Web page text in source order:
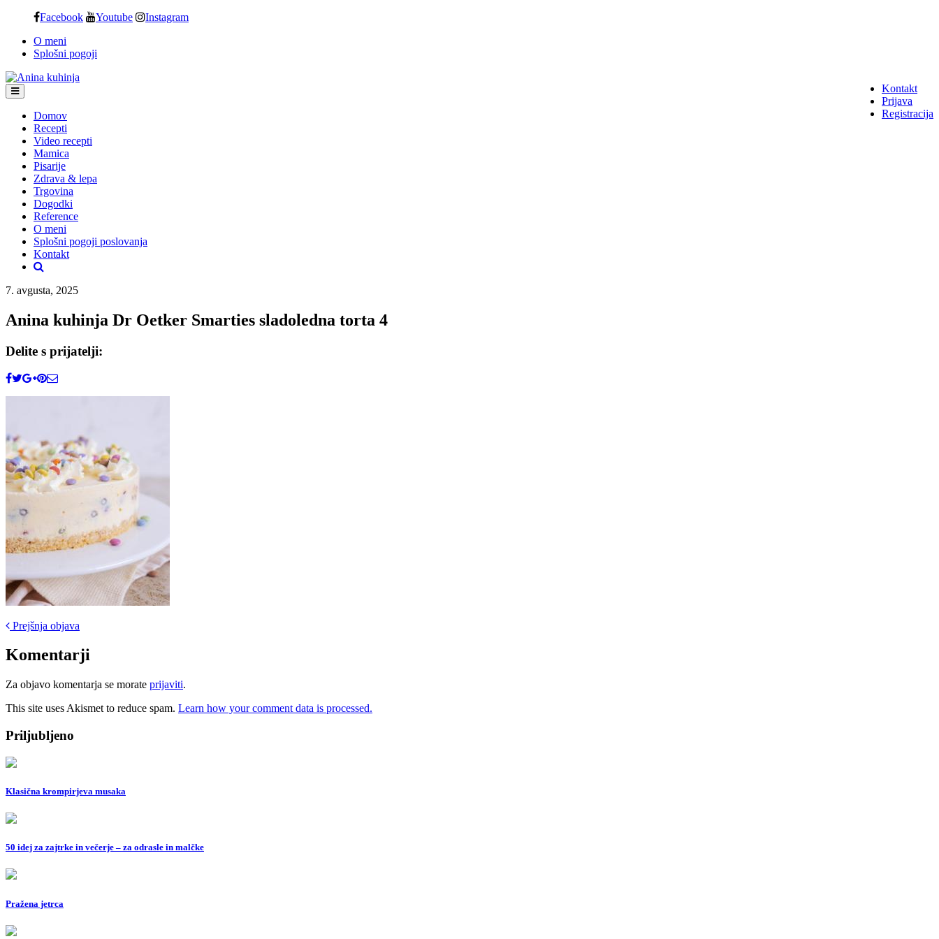
content
Facebook Youtube Instagram
O meni
Splošni pogoji
Kontakt
Prijava
Registracija
Domov
Recepti
Video recepti
Mamica
Pisarije
Zdrava & lepa
Trgovina
Dogodki
Reference
O meni
Splošni pogoji poslovanja
Kontakt
7. avgusta, 2025
Anina kuhinja Dr Oetker Smarties sladoledna torta 4
Delite s prijatelji:
Post
navigation
Prejšnja objava
Komentarji
Za objavo komentarja se morate prijaviti.
This site uses Akismet to reduce spam. Learn how your comment data is processed.
Priljubljeno
Klasična krompirjeva musaka
50 idej za zajtrke in večerje – za odrasle in malčke
Pražena jetrca